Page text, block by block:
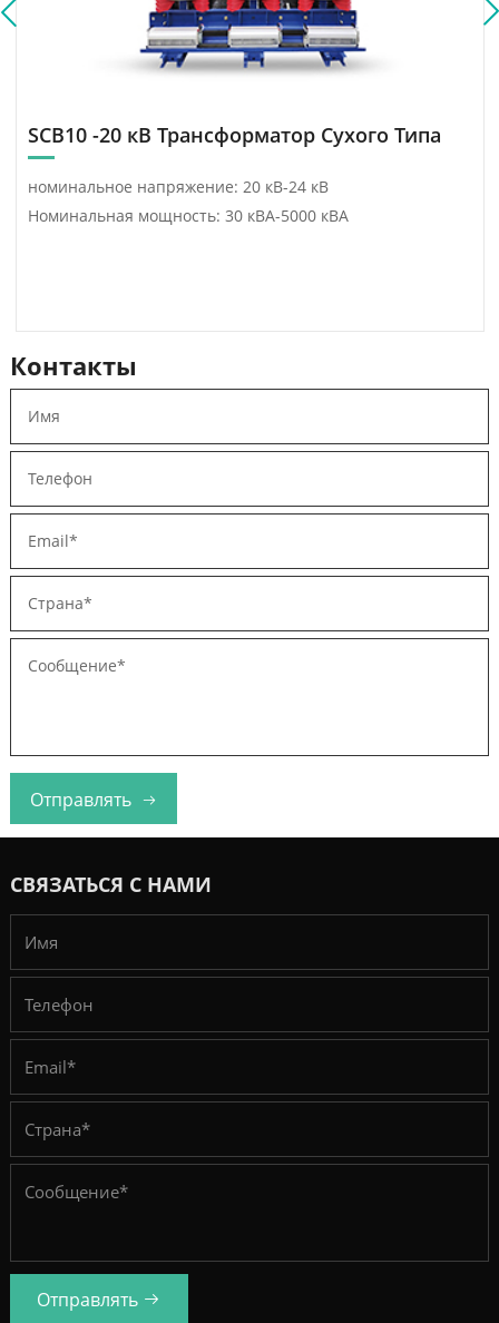
SCB10 -20 кВ Трансформатор Сухого Типа
номинальное напряжение: 20 кВ-24 кВ
Номинальная мощность: 30 кВА-5000 кВА
Контакты
Отправлять
СВЯЗАТЬСЯ С НАМИ
Отправлять